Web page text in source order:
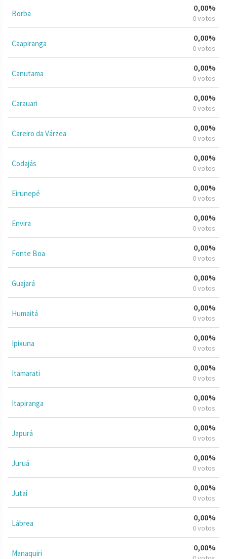
Borba
0,00%
0 votos
Caapiranga
0,00%
0 votos
Canutama
0,00%
0 votos
Carauari
0,00%
0 votos
Careiro da Várzea
0,00%
0 votos
Codajás
0,00%
0 votos
Eirunepé
0,00%
0 votos
Envira
0,00%
0 votos
Fonte Boa
0,00%
0 votos
Guajará
0,00%
0 votos
Humaitá
0,00%
0 votos
Ipixuna
0,00%
0 votos
Itamarati
0,00%
0 votos
Itapiranga
0,00%
0 votos
Japurá
0,00%
0 votos
Juruá
0,00%
0 votos
Jutaí
0,00%
0 votos
Lábrea
0,00%
0 votos
Manaquiri
0,00%